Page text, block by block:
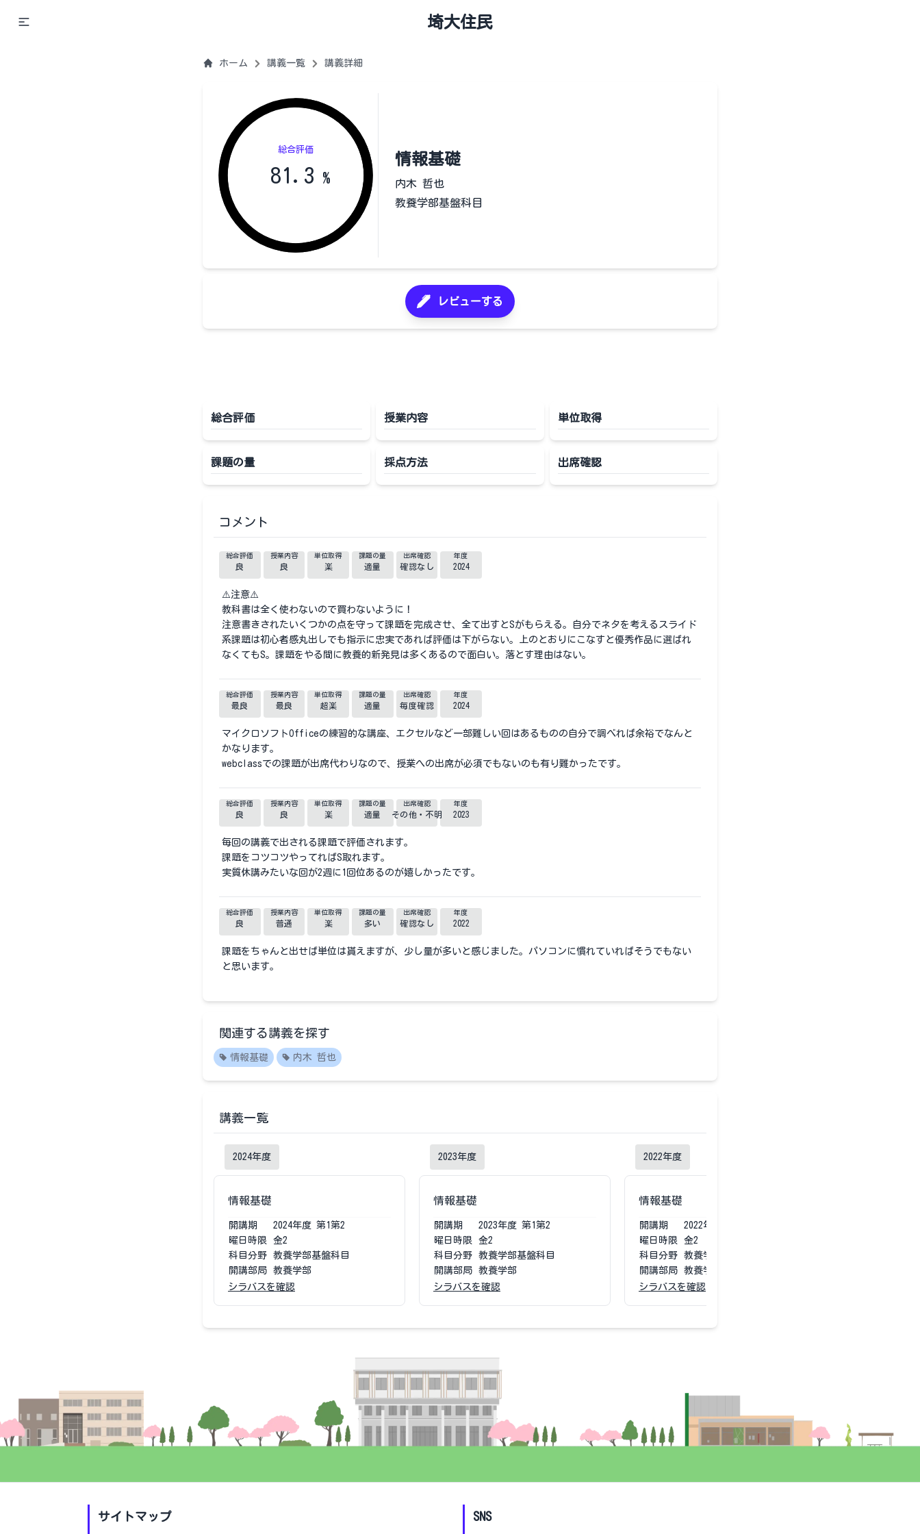
埼大住民
ホーム 講義一覧 講義詳細
総合評価
81.3 %
情報基礎
内木 哲也
教養学部基盤科目
レビューする
総合評価 授業内容 単位取得
課題の量 採点方法 出席確認
コメント
総合評価
良
授業内容
良
単位取得
楽
課題の量
適量
出席確認
確認なし
年度
2024
⚠️注意⚠️
教科書は全く使わないので買わないように！
注意書きされたいくつかの点を守って課題を完成させ、全て出すとSがもらえる。自分でネタを考えるスライド
系課題は初心者感丸出しでも指示に忠実であれば評価は下がらない。上のとおりにこなすと優秀作品に選ばれ
なくてもS。課題をやる間に教養的新発見は多くあるので面白い。落とす理由はない。
総合評価
最良
授業内容
最良
単位取得
超楽
課題の量
適量
出席確認
毎度確認
年度
2024
マイクロソフトOfficeの練習的な講座、エクセルなど一部難しい回はあるものの自分で調べれば余裕でなんと
かなります。
webclassでの課題が出席代わりなので、授業への出席が必須でもないのも有り難かったです。
総合評価
良
授業内容
良
単位取得
楽
課題の量
適量
出席確認
その他・不明
年度
2023
毎回の講義で出される課題で評価されます。
課題をコツコツやってればS取れます。
実質休講みたいな回が2週に1回位あるのが嬉しかったです。
総合評価
良
授業内容
普通
単位取得
楽
課題の量
多い
出席確認
確認なし
年度
2022
課題をちゃんと出せば単位は貰えますが、少し量が多いと感じました。パソコンに慣れていればそうでもない
と思います。
関連する講義を探す
情報基礎 内木 哲也
講義一覧
2024年度
情報基礎
開講期 2024年度 第1第2
曜日時限
金2
科目分野
教養学部基盤科目
開講部局
教養学部
シラバスを確認
2023年度
情報基礎
開講期 2023年度 第1第2
曜日時限
金2
科目分野
教養学部基盤科目
開講部局
教養学部
シラバスを確認
2022年度
情報基礎
開講期 2022年度
曜日時限
金2
科目分野
教養学部基盤科目
開講部局
教養学部
シラバスを確認
サイトマップ SNS